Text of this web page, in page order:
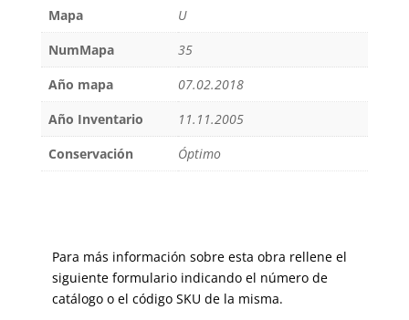
Mapa
U
NumMapa
35
Año mapa
07.02.2018
Año Inventario
11.11.2005
Conservación
Óptimo
Para más información sobre esta obra rellene el
siguiente formulario indicando el número de
catálogo o el código SKU de la misma.